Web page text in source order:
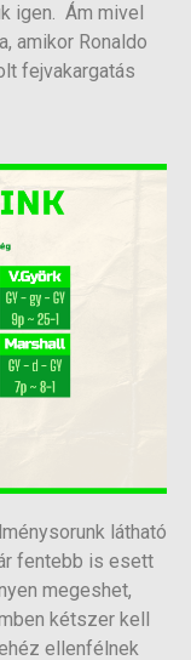
igen. Ám mivel
amikor Ronaldo
fejvakargatás
látható
fentebb is esett
megeshet,
kétszer kell
ellenfélnek